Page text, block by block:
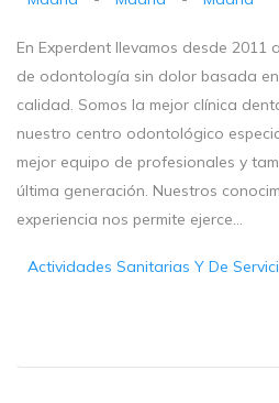
En Experdent llevamos desde
de odontología sin dolor basada
calidad. Somos la mejor clínica
nuestro centro odontológico
mejor equipo de profesionales y
última generación. Nuestros
experiencia nos permite ejerce...
Actividades Sanitarias Y De